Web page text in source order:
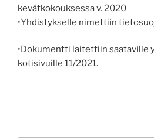
kevätkokouksessa v. 2020
•Yhdistykselle nimettiin
•Dokumentti laitettiin saataville
kotisivuille 11/2021.